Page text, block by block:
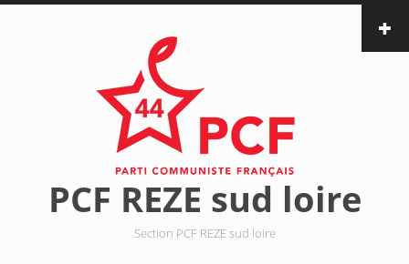
Aller au contenu principal
PCF REZE sud loire
Section PCF REZE sud loire